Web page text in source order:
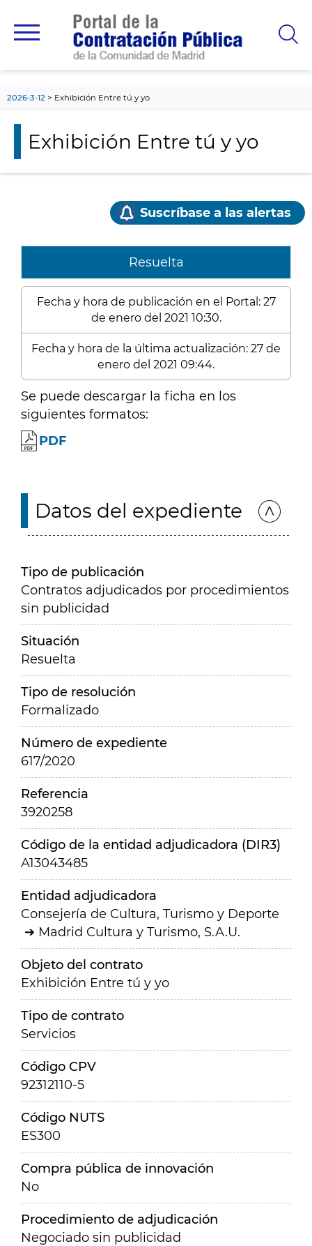
principal
2026-3-12 Exhibición Entre tú y yo
Exhibición Entre tú y yo
Suscríbase a las alertas
Resuelta
Fecha y hora de publicación en el Portal: 27
de enero del 2021 10:30.
Fecha y hora de la última actualización: 27 de
enero del 2021 09:44.
Se puede descargar la ficha en los
siguientes formatos:
PDF
Datos del expediente
Tipo de publicación
Contratos adjudicados por procedimientos
sin publicidad
Situación
Resuelta
Tipo de resolución
Formalizado
Número de expediente
617/2020
Referencia
3920258
Código de la entidad adjudicadora (DIR3)
A13043485
Entidad adjudicadora
Consejería de Cultura, Turismo y Deporte
Madrid Cultura y Turismo, S.A.U.
Objeto del contrato
Exhibición Entre tú y yo
Tipo de contrato
Servicios
Código CPV
92312110-5
Código NUTS
ES300
Compra pública de innovación
No
Procedimiento de adjudicación
Negociado sin publicidad